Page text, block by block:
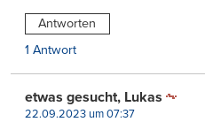
Antworten
1 Antwort
etwas gesucht, Lukas
22.09.2023 um 07:37